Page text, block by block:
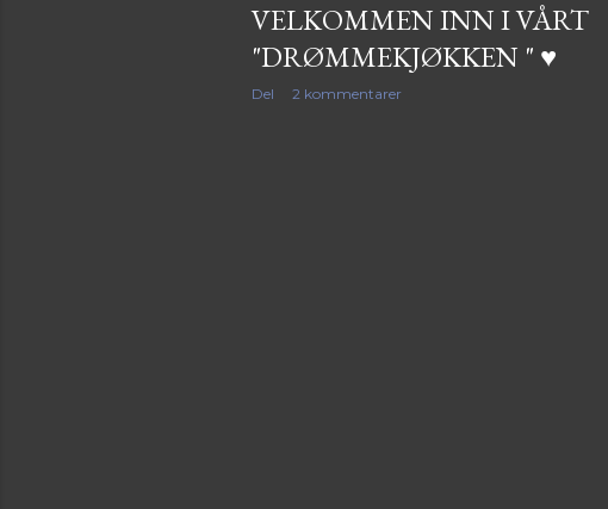
VELKOMMEN INN I VÅRT
"DRØMMEKJØKKEN " ♥︎
Del 2 kommentarer